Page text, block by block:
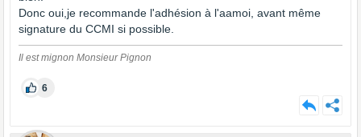
Donc oui,je recommande l'adhésion à l'aamoi, avant même
signature du CCMI si possible.
Il est mignon Monsieur Pignon
6